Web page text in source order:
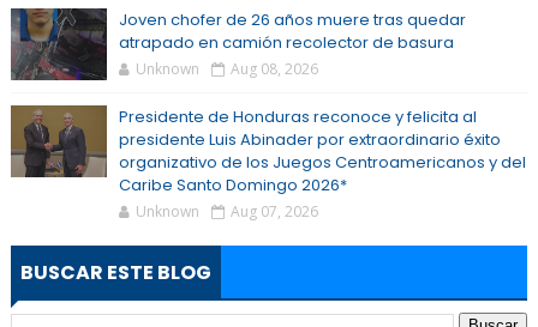
Joven chofer de 26 años muere tras quedar
atrapado en camión recolector de basura
Unknown Aug 08, 2026
Presidente de Honduras reconoce y felicita al
presidente Luis Abinader por extraordinario éxito
organizativo de los Juegos Centroamericanos y del
Caribe Santo Domingo 2026*
Unknown Aug 07, 2026
BUSCAR ESTE BLOG